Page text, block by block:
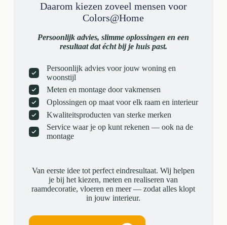
Daarom kiezen zoveel mensen voor
Colors@Home
Persoonlijk advies, slimme oplossingen en een
resultaat dat écht bij je huis past.
Persoonlijk advies voor jouw woning en
woonstijl
Meten en montage door vakmensen
Oplossingen op maat voor elk raam en interieur
Kwaliteitsproducten van sterke merken
Service waar je op kunt rekenen — ook na de
montage
Van eerste idee tot perfect eindresultaat. Wij helpen
je bij het kiezen, meten en realiseren van
raamdecoratie, vloeren en meer — zodat alles klopt
in jouw interieur.